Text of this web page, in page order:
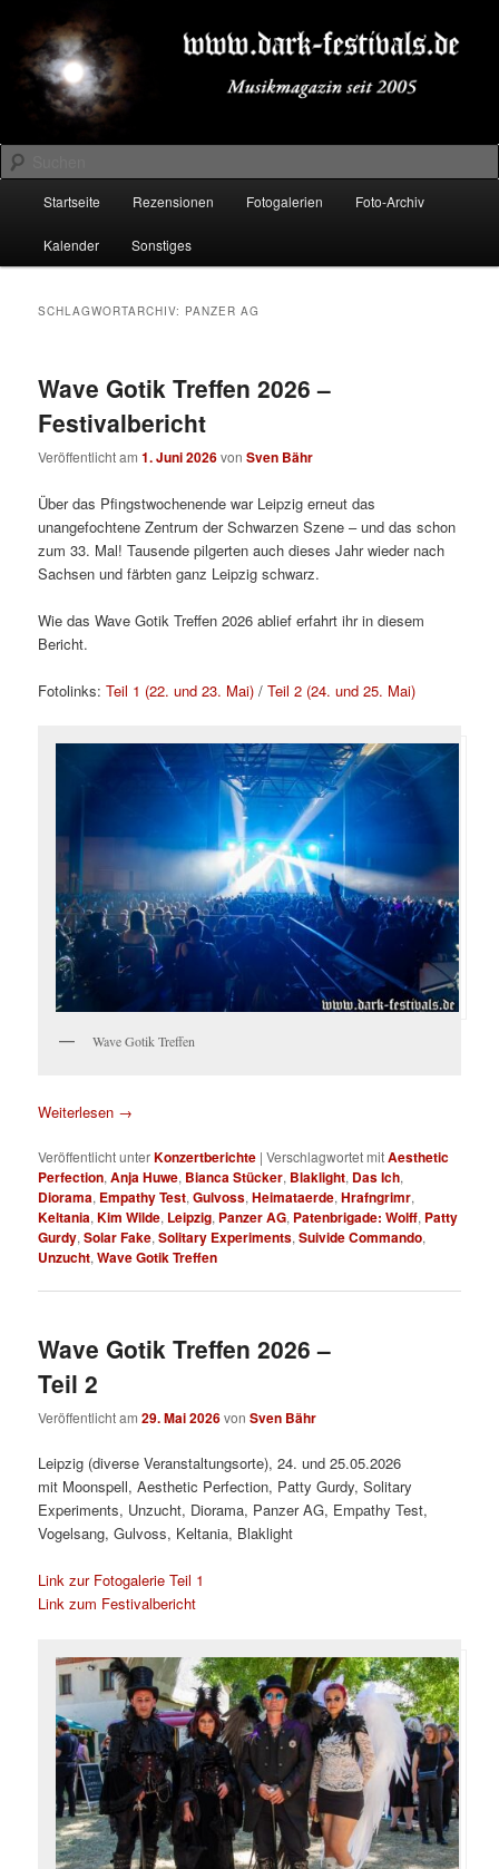
primären
Inhalt
springen
sekundären
Inhalt
springenDARK-FESTIVALS.DE
Suchen
Startseite Rezensionen Fotogalerien Foto-Archiv
Kalender Sonstiges
SCHLAGWORTARCHIV: PANZER AG
Wave Gotik Treffen 2026 –
Festivalbericht
Veröffentlicht am1. Juni 2026vonSven Bähr
Über das Pfingstwochenende war Leipzig erneut das
unangefochtene Zentrum der Schwarzen Szene – und das schon
zum 33. Mal! Tausende pilgerten auch dieses Jahr wieder nach
Sachsen und färbten ganz Leipzig schwarz.
Wie das Wave Gotik Treffen 2026 ablief erfahrt ihr in diesem
Bericht.
Fotolinks:Teil 1 (22. und 23. Mai) /Teil 2 (24. und 25. Mai)
Wave Gotik Treffen
Weiterlesen →
Veröffentlicht unterKonzertberichte |Verschlagwortet mitAesthetic
Perfection,Anja Huwe, Bianca Stücker, Blaklight, Das Ich,
Diorama, Empathy Test,Gulvoss,Heimataerde,Hrafngrimr,
Keltania,Kim Wilde, Leipzig, Panzer AG, Patenbrigade: Wolff, Patty
Gurdy,Solar Fake,Solitary Experiments,Suivide Commando,
Unzucht,Wave Gotik Treffen
Wave Gotik Treffen 2026 –
Teil 2
Veröffentlicht am29. Mai 2026vonSven Bähr
Leipzig (diverse Veranstaltungsorte), 24. und 25.05.2026
mit Moonspell, Aesthetic Perfection, Patty Gurdy, Solitary
Experiments, Unzucht, Diorama, Panzer AG, Empathy Test,
Vogelsang, Gulvoss, Keltania, Blaklight
Link zur Fotogalerie Teil 1
Link zum Festivalbericht